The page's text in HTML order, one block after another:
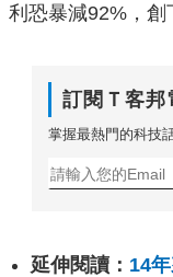
利恐暴減92%，創
訂閱Ｔ客邦
掌握最熱門的科技
延伸閱讀： 14